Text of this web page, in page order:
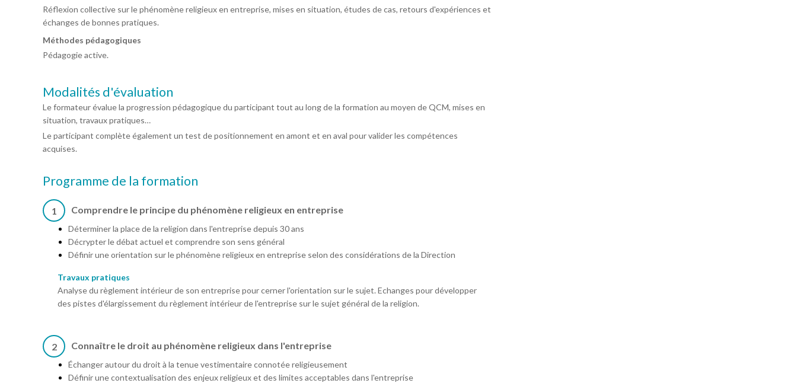
Réflexion collective sur le phénomène religieux en entreprise, mises en situation, études de cas, retours d'expériences et
échanges de bonnes pratiques.
Méthodes pédagogiques
Pédagogie active.
Modalités d'évaluation
Le formateur évalue la progression pédagogique du participant tout au long de la formation au moyen de QCM, mises en
situation, travaux pratiques…
Le participant complète également un test de positionnement en amont et en aval pour valider les compétences
acquises.
Programme de la formation
1 Comprendre le principe du phénomène religieux en entreprise
Déterminer la place de la religion dans l'entreprise depuis 30 ans
Décrypter le débat actuel et comprendre son sens général
Définir une orientation sur le phénomène religieux en entreprise selon des considérations de la Direction
Travaux pratiques
Analyse du règlement intérieur de son entreprise pour cerner l'orientation sur le sujet. Echanges pour développer
des pistes d'élargissement du règlement intérieur de l'entreprise sur le sujet général de la religion.
2 Connaître le droit au phénomène religieux dans l'entreprise
Échanger autour du droit à la tenue vestimentaire connotée religieusement
Définir une contextualisation des enjeux religieux et des limites acceptables dans l'entreprise